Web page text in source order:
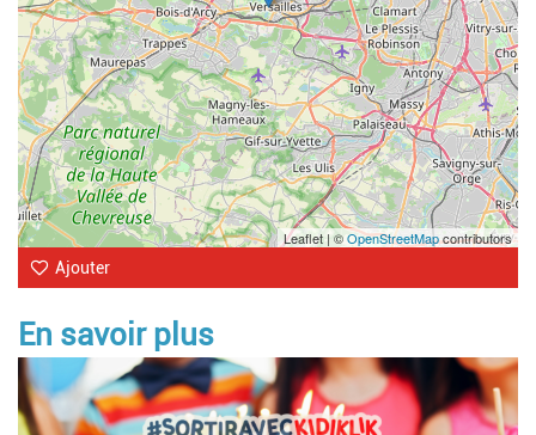
Leaflet | ©OpenStreetMapcontributors
Ajouter
En savoir plus